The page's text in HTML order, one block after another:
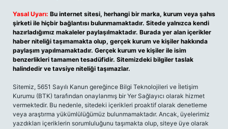
Yasal Uyarı: Bu internet sitesi, herhangi bir marka, kurum veya şahıs
şirketi ile hiçbir bağlantısı bulunmamaktadır. Sitede yalnızca kendi
hazırladığımız makaleler paylaşılmaktadır. Burada yer alan içerikler
haber niteliği taşımamakta olup, gerçek kurum ve kişiler hakkında
paylaşım yapılmamaktadır. Gerçek kurum ve kişiler ile isim
benzerlikleri tamamen tesadüfidir. Sitemizdeki bilgiler taslak
halindedir ve tavsiye niteliği taşımazlar.
Sitemiz, 5651 Sayılı Kanun gereğince Bilgi Teknolojileri ve İletişim
Kurumu (BTK) tarafından onaylanmış bir Yer Sağlayıcı olarak hizmet
vermektedir. Bu nedenle, sitedeki içerikleri proaktif olarak denetleme
veya araştırma yükümlülüğümüz bulunmamaktadır. Ancak, üyelerimiz
yazdıkları içeriklerin sorumluluğunu taşımakta olup, siteye üye olarak